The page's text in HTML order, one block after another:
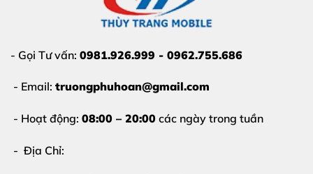
- Gọi Tư vấn: 0981.926.999 - 0962.755.686
- Email: truongphuhoan@gmail.com
- Hoạt động: 08:00 – 20:00 các ngày trong tuần
- Địa Chỉ: